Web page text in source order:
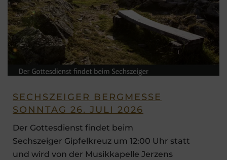
SECHSZEIGER BERGMESSE
SONNTAG 26. JULI 2026
Der Gottesdienst findet beim
Sechszeiger Gipfelkreuz um 12:00 Uhr statt
und wird von der Musikkapelle Jerzens